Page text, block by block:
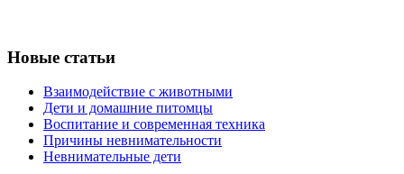
Новые статьи
Взаимодействие с животными
Дети и домашние питомцы
Воспитание и современная техника
Причины невнимательности
Невнимательные дети